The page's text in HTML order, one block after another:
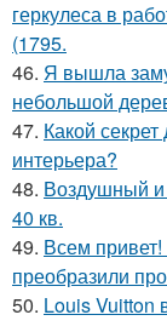
геркулеса в
(1795.
46. Я вышла
небольшой
47. Какой
интерьера?
48. Воздушный и
40 кв.
49. Всем
преобразили
50. Louis Vuitton